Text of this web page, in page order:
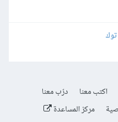
اكتب معنا
درّب معنا
مركز المساعدة